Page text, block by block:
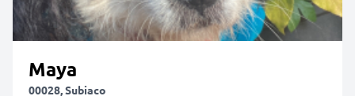
Maya
00028, Subiaco